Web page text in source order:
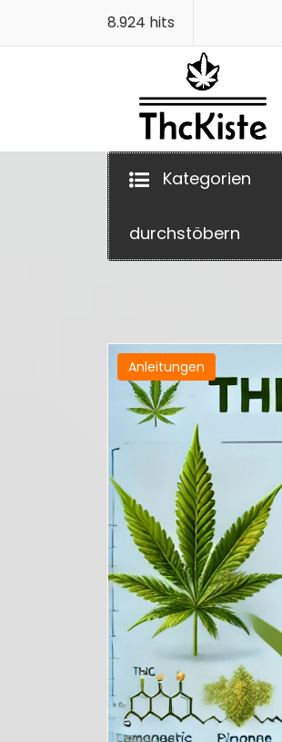
8.924 hits
Finest Quality
Kategorien
durchstöbern
Anleitungen